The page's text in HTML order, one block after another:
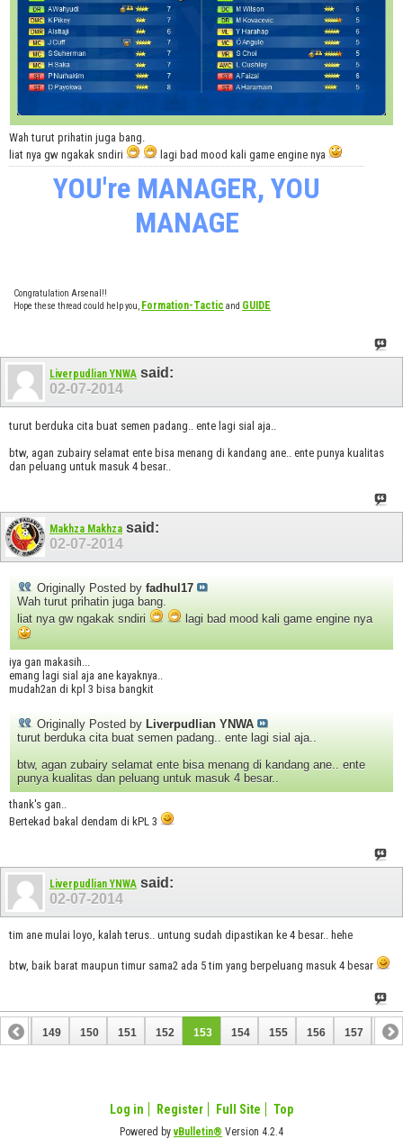
Wah turut prihatin juga bang.
liat nya gw ngakak sndiri
lagi bad mood kali game engine nya
YOU're MANAGER, YOU
MANAGE
Congratulation Arsenal!!
Hope these thread could help you, Formation-Tactic and GUIDE
Liverpudlian YNWA said:
02-07-2014
turut berduka cita buat semen padang.. ente lagi sial aja..
btw, agan zubairy selamat ente bisa menang di kandang ane.. ente punya kualitas
dan peluang untuk masuk 4 besar..
Makhza Makhza said:
02-07-2014
Originally Posted by fadhul17
Wah turut prihatin juga bang.
liat nya gw ngakak sndiri
lagi bad mood kali game engine nya
iya gan makasih...
emang lagi sial aja ane kayaknya..
mudah2an di kpl 3 bisa bangkit
Originally Posted by Liverpudlian YNWA
turut berduka cita buat semen padang.. ente lagi sial aja..
btw, agan zubairy selamat ente bisa menang di kandang ane.. ente
punya kualitas dan peluang untuk masuk 4 besar..
thank's gan..
Bertekad bakal dendam di kPL 3
Liverpudlian YNWA said:
02-07-2014
tim ane mulai loyo, kalah terus.. untung sudah dipastikan ke 4 besar.. hehe
btw, baik barat maupun timur sama2 ada 5 tim yang berpeluang masuk 4 besar
148 149 150 151 152 153 154 155 156 157 158
Log in Register Full Site Top
Powered byvBulletin® Version 4.2.4